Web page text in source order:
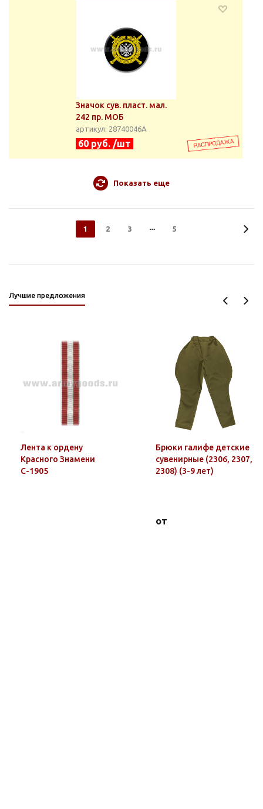
Значок сув. пласт. мал.
242 пр. МОБ
артикул: 28740046А
60 руб. /шт
Показать еще
1 2 3 5
Лучшие предложения
Лента к ордену
Красного Знамени
С-1905
Брюки галифе детские
сувенирные (2306, 2307,
2308) (3-9 лет)
от